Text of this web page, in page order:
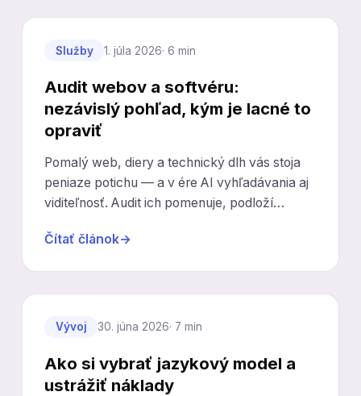
Služby 1. júla 2026· 6 min
Audit webov a softvéru:
nezávislý pohľad, kým je lacné to
opraviť
Pomalý web, diery a technický dlh vás stoja
peniaze potichu — a v ére AI vyhľadávania aj
viditeľnosť. Audit ich pomenuje, podloží
Čítať článok→
Vývoj 30. júna 2026· 7 min
Ako si vybrať jazykový model a
ustrážiť náklady